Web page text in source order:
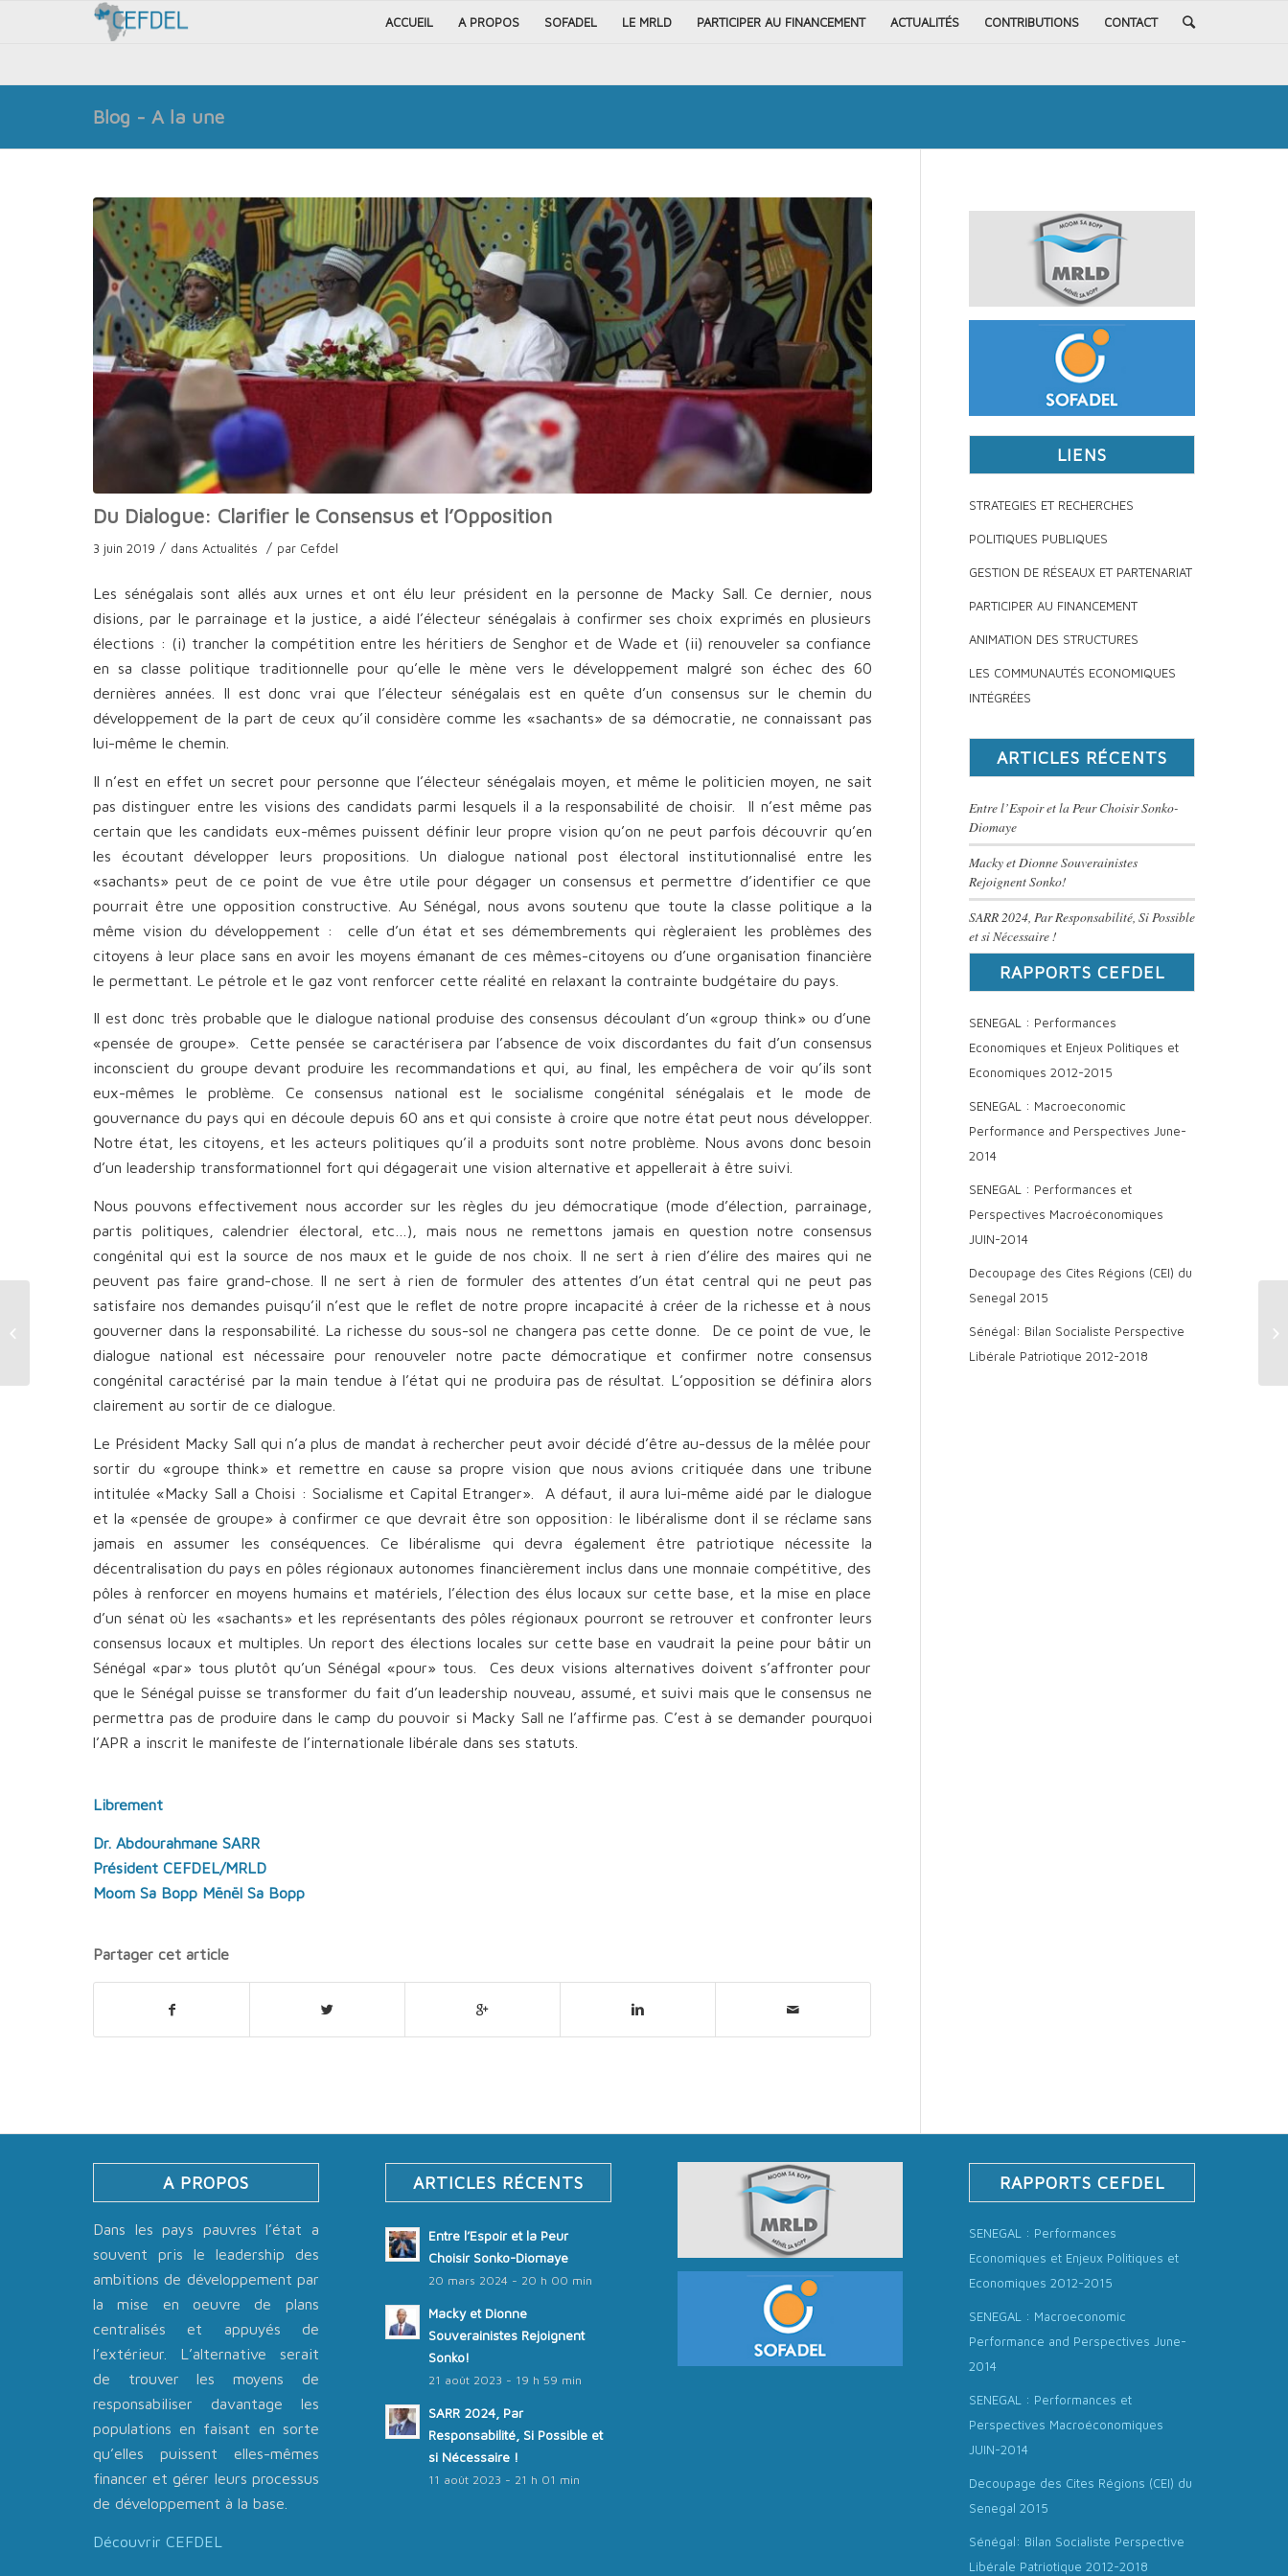
ACCUEIL A PROPOS SOFADEL LE MRLD PARTICIPER AU FINANCEMENT ACTUALITÉS CONTRIBUTIONS CONTACT
Blog - A la une
Du Dialogue: Clarifier le Consensus et l’Opposition
3 juin 2019 / dans Actualités / par Cefdel
Les sénégalais sont allés aux urnes et ont élu leur président en la personne de Macky Sall. Ce dernier, nous
disions, par le parrainage et la justice, a aidé l’électeur sénégalais à confirmer ses choix exprimés en plusieurs
élections : (i) trancher la compétition entre les héritiers de Senghor et de Wade et (ii) renouveler sa confiance
en sa classe politique traditionnelle pour qu’elle le mène vers le développement malgré son échec des 60
dernières années. Il est donc vrai que l’électeur sénégalais est en quête d’un consensus sur le chemin du
développement de la part de ceux qu’il considère comme les «sachants» de sa démocratie, ne connaissant pas
lui-même le chemin.
Il n’est en effet un secret pour personne que l’électeur sénégalais moyen, et même le politicien moyen, ne sait
pas distinguer entre les visions des candidats parmi lesquels il a la responsabilité de choisir. Il n’est même pas
certain que les candidats eux-mêmes puissent définir leur propre vision qu’on ne peut parfois découvrir qu’en
les écoutant développer leurs propositions. Un dialogue national post électoral institutionnalisé entre les
«sachants» peut de ce point de vue être utile pour dégager un consensus et permettre d’identifier ce que
pourrait être une opposition constructive. Au Sénégal, nous avons soutenu que toute la classe politique a la
même vision du développement : celle d’un état et ses démembrements qui règleraient les problèmes des
citoyens à leur place sans en avoir les moyens émanant de ces mêmes-citoyens ou d’une organisation financière
le permettant. Le pétrole et le gaz vont renforcer cette réalité en relaxant la contrainte budgétaire du pays.
Il est donc très probable que le dialogue national produise des consensus découlant d’un «group think» ou d’une
«pensée de groupe». Cette pensée se caractérisera par l’absence de voix discordantes du fait d’un consensus
inconscient du groupe devant produire les recommandations et qui, au final, les empêchera de voir qu’ils sont
eux-mêmes le problème. Ce consensus national est le socialisme congénital sénégalais et le mode de
gouvernance du pays qui en découle depuis 60 ans et qui consiste à croire que notre état peut nous développer.
Notre état, les citoyens, et les acteurs politiques qu’il a produits sont notre problème. Nous avons donc besoin
d’un leadership transformationnel fort qui dégagerait une vision alternative et appellerait à être suivi.
Nous pouvons effectivement nous accorder sur les règles du jeu démocratique (mode d’élection, parrainage,
partis politiques, calendrier électoral, etc…), mais nous ne remettons jamais en question notre consensus
congénital qui est la source de nos maux et le guide de nos choix. Il ne sert à rien d’élire des maires qui ne
peuvent pas faire grand-chose. Il ne sert à rien de formuler des attentes d’un état central qui ne peut pas
satisfaire nos demandes puisqu’il n’est que le reflet de notre propre incapacité à créer de la richesse et à nous
gouverner dans la responsabilité. La richesse du sous-sol ne changera pas cette donne. De ce point de vue, le
dialogue national est nécessaire pour renouveler notre pacte démocratique et confirmer notre consensus
congénital caractérisé par la main tendue à l’état qui ne produira pas de résultat. L’opposition se définira alors
clairement au sortir de ce dialogue.
Le Président Macky Sall qui n’a plus de mandat à rechercher peut avoir décidé d’être au-dessus de la mêlée pour
sortir du «groupe think» et remettre en cause sa propre vision que nous avions critiquée dans une tribune
intitulée «Macky Sall a Choisi : Socialisme et Capital Etranger». A défaut, il aura lui-même aidé par le dialogue
et la «pensée de groupe» à confirmer ce que devrait être son opposition: le libéralisme dont il se réclame sans
jamais en assumer les conséquences. Ce libéralisme qui devra également être patriotique nécessite la
décentralisation du pays en pôles régionaux autonomes financièrement inclus dans une monnaie compétitive, des
pôles à renforcer en moyens humains et matériels, l’élection des élus locaux sur cette base, et la mise en place
d’un sénat où les «sachants» et les représentants des pôles régionaux pourront se retrouver et confronter leurs
consensus locaux et multiples. Un report des élections locales sur cette base en vaudrait la peine pour bâtir un
Sénégal «par» tous plutôt qu’un Sénégal «pour» tous. Ces deux visions alternatives doivent s’affronter pour
que le Sénégal puisse se transformer du fait d’un leadership nouveau, assumé, et suivi mais que le consensus ne
permettra pas de produire dans le camp du pouvoir si Macky Sall ne l’affirme pas. C’est à se demander pourquoi
l’APR a inscrit le manifeste de l’internationale libérale dans ses statuts.
Librement
Dr. Abdourahmane SARR
Président CEFDEL/MRLD
Moom Sa Bopp Mënël Sa Bopp
Partager cet article
LIENS
STRATEGIES ET RECHERCHES
POLITIQUES PUBLIQUES
GESTION DE RÉSEAUX ET PARTENARIAT
PARTICIPER AU FINANCEMENT
ANIMATION DES STRUCTURES
LES COMMUNAUTÉS ECONOMIQUES
INTÉGRÉES
ARTICLES RÉCENTS
Entre l’Espoir et la Peur Choisir Sonko-
Diomaye
Macky et Dionne Souverainistes
Rejoignent Sonko!
SARR 2024, Par Responsabilité, Si Possible
et si Nécessaire !
RAPPORTS CEFDEL
SENEGAL : Performances
Economiques et Enjeux Politiques et
Economiques 2012-2015
SENEGAL : Macroeconomic
Performance and Perspectives June-
2014
SENEGAL : Performances et
Perspectives Macroéconomiques
JUIN-2014
Decoupage des Cites Régions (CEI) du
Senegal 2015
Sénégal: Bilan Socialiste Perspective
Libérale Patriotique 2012-2018
A PROPOS
Dans les pays pauvres l’état a
souvent pris le leadership des
ambitions de développement par
la mise en oeuvre de plans
centralisés et appuyés de
l’extérieur. L’alternative serait
de trouver les moyens de
responsabiliser davantage les
populations en faisant en sorte
qu’elles puissent elles-mêmes
financer et gérer leurs processus
de développement à la base.
Découvrir CEFDEL
ARTICLES RÉCENTS
Entre l’Espoir et la Peur
Choisir Sonko-Diomaye
20 mars 2024 - 20 h 00 min
Macky et Dionne
Souverainistes Rejoignent
Sonko!
21 août 2023 - 19 h 59 min
SARR 2024, Par
Responsabilité, Si Possible et
si Nécessaire !
11 août 2023 - 21 h 01 min
RAPPORTS CEFDEL
SENEGAL : Performances
Economiques et Enjeux Politiques et
Economiques 2012-2015
SENEGAL : Macroeconomic
Performance and Perspectives June-
2014
SENEGAL : Performances et
Perspectives Macroéconomiques
JUIN-2014
Decoupage des Cites Régions (CEI) du
Senegal 2015
Sénégal: Bilan Socialiste Perspective
Libérale Patriotique 2012-2018
Président Macky Sall :
Ministre de l’Economie
et des Finances